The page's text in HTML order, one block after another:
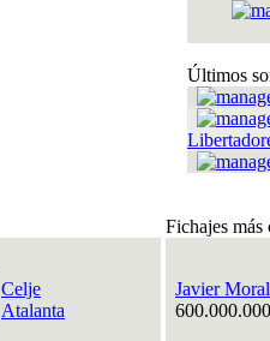
Últimos
Fichajes más
Celje
Atalanta
Javier